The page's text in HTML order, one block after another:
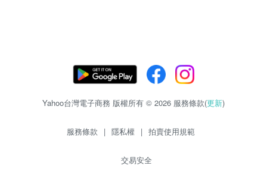
Yahoo台灣電子商務 版權所有 © 2026 服務條款(更新)
服務條款 | 隱私權 | 拍賣使用規範
交易安全